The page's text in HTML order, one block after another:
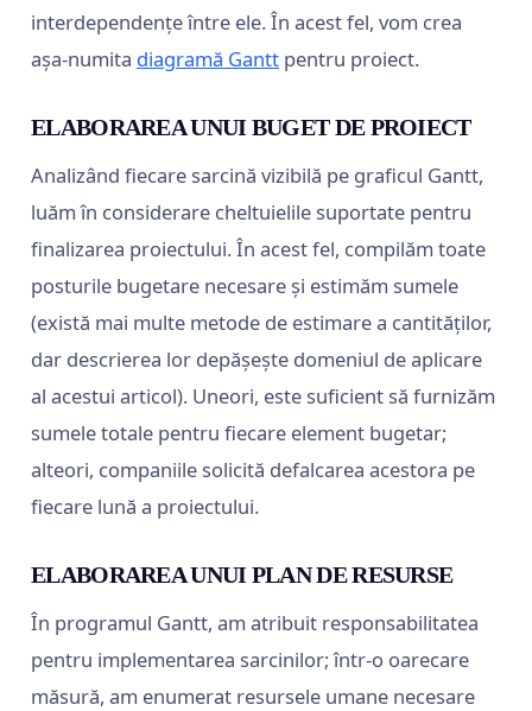
interdependențe între ele. În acest fel, vom crea
așa-numita diagramă Gantt pentru proiect.
ELABORAREA UNUI BUGET DE PROIECT
Analizând fiecare sarcină vizibilă pe graficul Gantt,
luăm în considerare cheltuielile suportate pentru
finalizarea proiectului. În acest fel, compilăm toate
posturile bugetare necesare și estimăm sumele
(există mai multe metode de estimare a cantităților,
dar descrierea lor depășește domeniul de aplicare
al acestui articol). Uneori, este suficient să furnizăm
sumele totale pentru fiecare element bugetar;
alteori, companiile solicită defalcarea acestora pe
fiecare lună a proiectului.
ELABORAREA UNUI PLAN DE RESURSE
În programul Gantt, am atribuit responsabilitatea
pentru implementarea sarcinilor; într-o oarecare
măsură, am enumerat resursele umane necesare